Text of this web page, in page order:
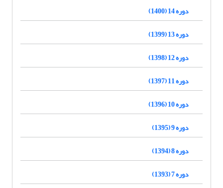
دوره 14 (1400)
دوره 13 (1399)
دوره 12 (1398)
دوره 11 (1397)
دوره 10 (1396)
دوره 9 (1395)
دوره 8 (1394)
دوره 7 (1393)